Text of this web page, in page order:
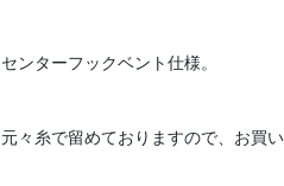
センターフックベント仕様。
元々糸で留めておりますので、お買